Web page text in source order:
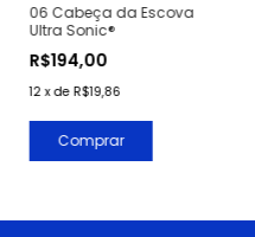
06 Cabeça da Escova
Ultra Sonic®
R$194,00
12 xde R$19,86